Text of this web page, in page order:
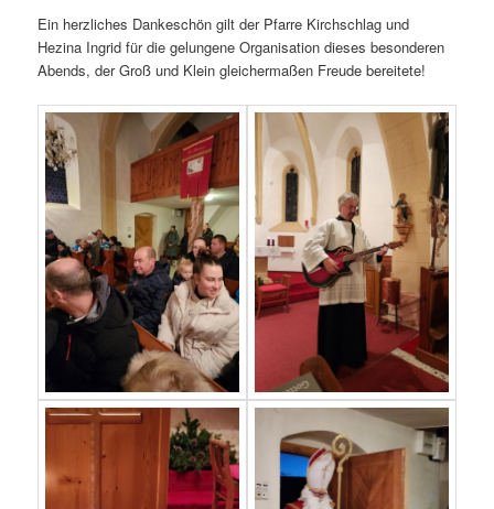
Ein herzliches Dankeschön gilt der Pfarre Kirchschlag und
Hezina Ingrid für die gelungene Organisation dieses besonderen
Abends, der Groß und Klein gleichermaßen Freude bereitete!